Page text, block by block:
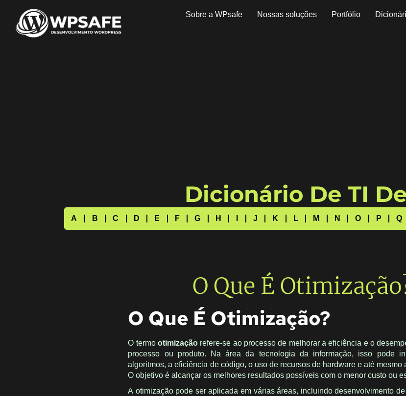
Sobre a WPsafe Nossas soluções Portfólio
Dicionário De TI
A B C D E F G H I J K L M N O P Q
O Que É
O Que É Otimização?
O termootimizaçãorefere-se ao processo de melhorar a eficiência e o
processo ou produto. Na área da tecnologia da informação, isso pode
algoritmos, a eficiência de código, o uso de recursos de hardware e até mesmo
O objetivo é alcançar os melhores resultados possíveis com o menor custo ou
A otimização pode ser aplicada em várias áreas, incluindo desenvolvimento